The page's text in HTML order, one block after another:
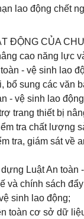
lao động chết
ĐỘNG CỦA
cao năng lực
- vệ sinh lao
bổ sung các văn
- vệ sinh lao
trang thiết bị
tra chất lượng
tra, giám sát về
Luật An toàn
và chính sách
sinh lao động;
toàn cơ sở dữ